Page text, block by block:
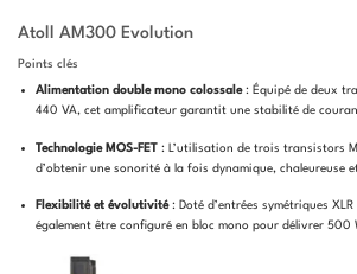
Atoll AM300 Evolution
Points clés
Alimentation double mono colossale: Équipé de deux
440 VA, cet amplificateur garantit une stabilité de
Technologie MOS-FET: L’utilisation de trois transistors
d’obtenir une sonorité à la fois dynamique, chaleureuse
Flexibilité et évolutivité: Doté d’entrées symétriques
également être configuré en bloc mono pour délivrer 500